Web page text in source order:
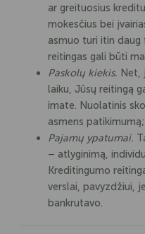
ar greituosius
mokesčius bei
asmuo turi itin daug
reitingas gali būti
Paskolų kiekis. Net,
laiku, Jūsų reitingą
imate. Nuolatinis
asmens patikimumą;
Pajamų ypatumai.
– atlyginimą,
Kreditingumo
verslai, pavyzdžiui,
bankrutavo.